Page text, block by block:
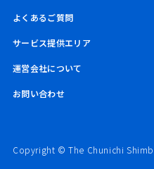
よくあるご質問
サービス提供エリア
運営会社について
お問い合わせ
Copyright © The Chunichi